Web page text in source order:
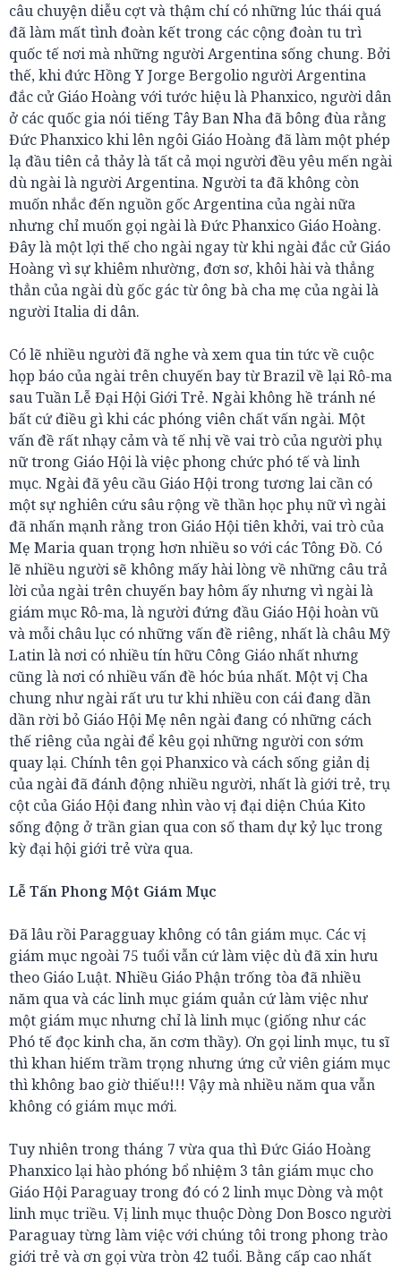
câu chuyện diễu cợt và thậm chí có những lúc thái quá
đã làm mất tình đoàn kết trong các cộng đoàn tu trì
quốc tế nơi mà những người Argentina sống chung. Bởi
thế, khi đức Hồng Y Jorge Bergolio người Argentina
đắc cử Giáo Hoàng với tước hiệu là Phanxico, người dân
ở các quốc gia nói tiếng Tây Ban Nha đã bông đùa rằng
Đức Phanxico khi lên ngôi Giáo Hoàng đã làm một phép
lạ đầu tiên cả thảy là tất cả mọi người đều yêu mến ngài
dù ngài là người Argentina. Người ta đã không còn
muốn nhắc đến nguồn gốc Argentina của ngài nữa
nhưng chỉ muốn gọi ngài là Đức Phanxico Giáo Hoàng.
Đây là một lợi thế cho ngài ngay từ khi ngài đắc cử Giáo
Hoàng vì sự khiêm nhường, đơn sơ, khôi hài và thẳng
thẳn của ngài dù gốc gác từ ông bà cha mẹ của ngài là
người Italia di dân.
Có lẽ nhiều người đã nghe và xem qua tin tức về cuộc
họp báo của ngài trên chuyến bay từ Brazil về lại Rô-ma
sau Tuần Lễ Đại Hội Giới Trẻ. Ngài không hề tránh né
bất cứ điều gì khi các phóng viên chất vấn ngài. Một
vấn đề rất nhạy cảm và tế nhị về vai trò của người phụ
nữ trong Giáo Hội là việc phong chức phó tế và linh
mục. Ngài đã yêu cầu Giáo Hội trong tương lai cần có
một sự nghiên cứu sâu rộng về thần học phụ nữ vì ngài
đã nhấn mạnh rằng tron Giáo Hội tiên khởi, vai trò của
Mẹ Maria quan trọng hơn nhiều so với các Tông Đồ. Có
lẽ nhiều người sẽ không mấy hài lòng về những câu trả
lời của ngài trên chuyến bay hôm ấy nhưng vì ngài là
giám mục Rô-ma, là người đứng đầu Giáo Hội hoàn vũ
và mỗi châu lục có những vấn đề riêng, nhất là châu Mỹ
Latin là nơi có nhiều tín hữu Công Giáo nhất nhưng
cũng là nơi có nhiều vấn đề hóc búa nhất. Một vị Cha
chung như ngài rất ưu tư khi nhiều con cái đang dần
dần rời bỏ Giáo Hội Mẹ nên ngài đang có những cách
thế riêng của ngài để kêu gọi những người con sớm
quay lại. Chính tên gọi Phanxico và cách sống giản dị
của ngài đã đánh động nhiều người, nhất là giới trẻ, trụ
cột của Giáo Hội đang nhìn vào vị đại diện Chúa Kito
sống động ở trần gian qua con số tham dự kỷ lục trong
kỳ đại hội giới trẻ vừa qua.
Lễ Tấn Phong Một Giám Mục
Đã lâu rồi Paragguay không có tân giám mục. Các vị
giám mục ngoài 75 tuổi vẫn cứ làm việc dù đã xin hưu
theo Giáo Luật. Nhiều Giáo Phận trống tòa đã nhiều
năm qua và các linh mục giám quản cứ làm việc như
một giám mục nhưng chỉ là linh mục (giống như các
Phó tế đọc kinh cha, ăn cơm thầy). Ơn gọi linh mục, tu sĩ
thì khan hiếm trầm trọng nhưng ứng cử viên giám mục
thì không bao giờ thiếu!!! Vậy mà nhiều năm qua vẫn
không có giám mục mới.
Tuy nhiên trong tháng 7 vừa qua thì Đức Giáo Hoàng
Phanxico lại hào phóng bổ nhiệm 3 tân giám mục cho
Giáo Hội Paraguay trong đó có 2 linh mục Dòng và một
linh mục triều. Vị linh mục thuộc Dòng Don Bosco người
Paraguay từng làm việc với chúng tôi trong phong trào
giới trẻ và ơn gọi vừa tròn 42 tuổi. Bằng cấp cao nhất